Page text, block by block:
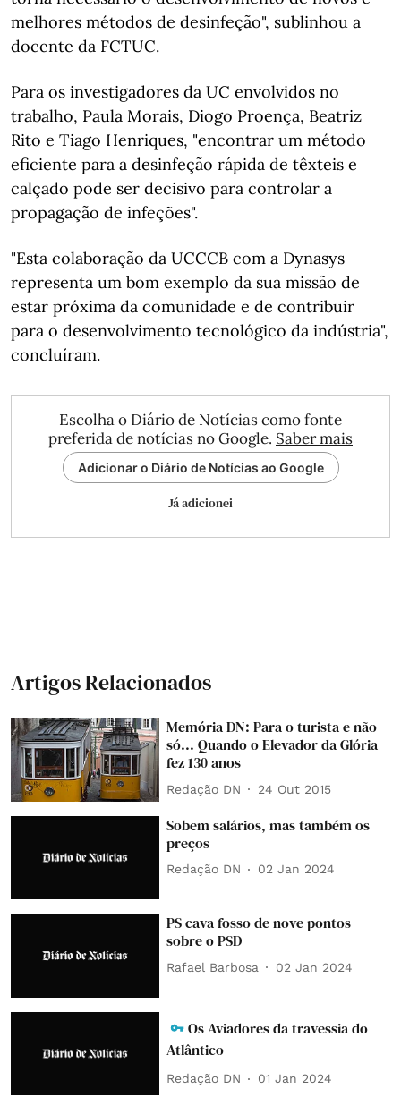
melhores métodos de desinfeção", sublinhou a
docente da FCTUC.
Para os investigadores da UC envolvidos no
trabalho, Paula Morais, Diogo Proença, Beatriz
Rito e Tiago Henriques, "encontrar um método
eficiente para a desinfeção rápida de têxteis e
calçado pode ser decisivo para controlar a
propagação de infeções".
"Esta colaboração da UCCCB com a Dynasys
representa um bom exemplo da sua missão de
estar próxima da comunidade e de contribuir
para o desenvolvimento tecnológico da indústria",
concluíram.
Escolha o Diário de Notícias como fonte
preferida de notícias no Google. Saber mais
Adicionar o Diário de Notícias ao Google
Já adicionei
Artigos Relacionados
Memória DN: Para o turista e não
só... Quando o Elevador da Glória
fez 130 anos
Redação DN 24 Out 2015
Sobem salários, mas também os
preços
Redação DN 02 Jan 2024
PS cava fosso de nove pontos
sobre o PSD
Rafael Barbosa 02 Jan 2024
Os Aviadores da travessia do
Atlântico
Redação DN 01 Jan 2024